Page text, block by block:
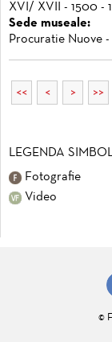
XVI/ XVII - 1500 -
Sede museale:
Procuratie Nuove
<< < > >>
LEGENDA
Fotografie
Video
©